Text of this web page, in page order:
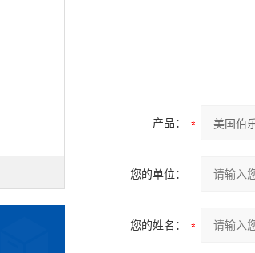
产品：
您的单位：
您的姓名：